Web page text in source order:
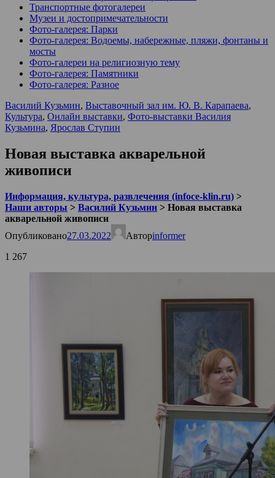
Транспортные фотогалереи
Музеи и достопримечательности
Фото-галерея: Парки
Фото-галерея: Водоемы, набережные, пляжи, фонтаны и
мосты
Фото-галереи на религиозную тему
Фото-галерея: Памятники
Фото-галерея: Разное
Василий Кузьмин, Выставочный зал им. Ю. В. Карапаева,
Культура, Онлайн выставки, Фото-выставки Василия
Кузьмина, Ярослав Ступин
Новая выставка акварельной
живописи
Информация, культура, развлечения (infoce-klin.ru) >
Наши авторы > Василий Кузьмин > Новая выставка
акварельной живописи
Опубликовано27.03.2022 Авторinformer
1 267